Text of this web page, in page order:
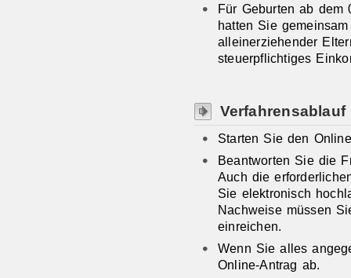
Für Geburten ab dem
hatten Sie
alleinerziehender
steuerpflichtiges
Verfahrensablauf
Starten Sie den
Beantworten Sie die
Auch die
Sie elektronisch
Nachweise müssen
einreichen.
Wenn Sie alles
Online-Antrag ab.